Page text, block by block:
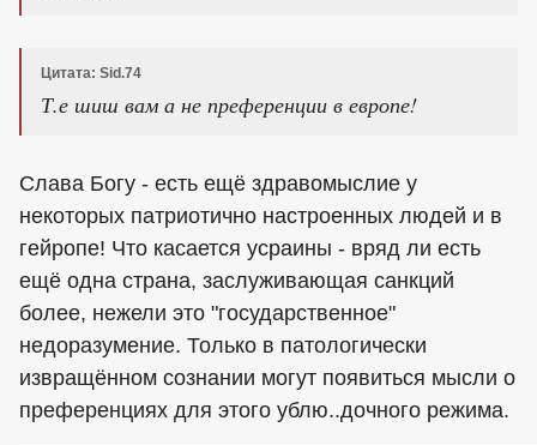
Цитата: Sid.74
Т.е шиш вам а не преференции в европе!
Слава Богу - есть ещё здравомыслие у
некоторых патриотично настроенных людей и в
гейропе! Что касается усраины - вряд ли есть
ещё одна страна, заслуживающая санкций
более, нежели это "государственное"
недоразумение. Только в патологически
извращённом сознании могут появиться мысли о
преференциях для этого ублю..дочного режима.